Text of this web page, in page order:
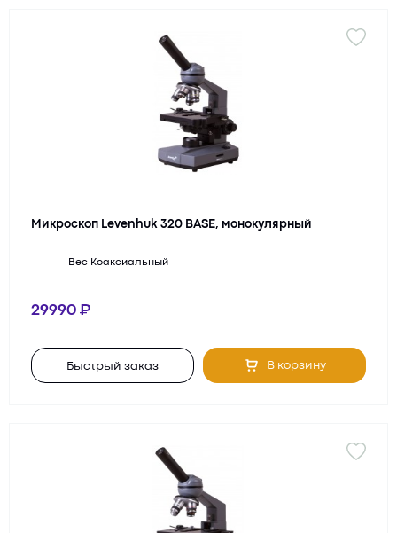
Микроскоп Levenhuk 320 BASE, монокулярный
Вес Коаксиальный
29990
Быстрый заказ В корзину